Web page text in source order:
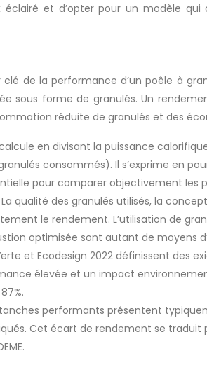
et d’opter pour un modèle
de la performance d’un poêle à
sous forme de granulés. Un
réduite de granulés et des
en divisant la puissance
consommés). Il s’exprime en
pour comparer objectivement les
La qualité des granulés utilisés, la
le rendement. L’utilisation de
optimisée sont autant de moyens
et Ecodesign 2022 définissent des
élevée et un impact
performants présentent
Cet écart de rendement se